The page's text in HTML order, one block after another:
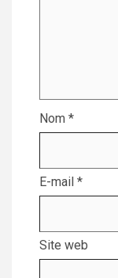
Nom *
E-mail *
Site web